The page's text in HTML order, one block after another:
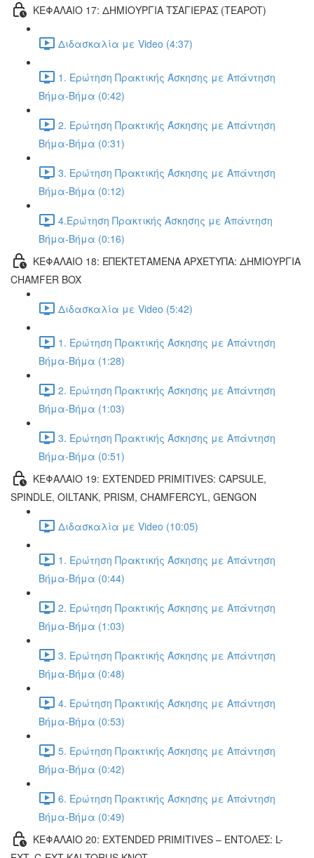
ΚΕΦΑΛΑΙΟ 17: ΔΗΜΙΟΥΡΓΙΑ ΤΣΑΓΙΕΡΑΣ (TEAPOT)
Διδασκαλία με Video (4:37)
1. Ερώτηση Πρακτικής Άσκησης με Απάντηση
Βήμα-Βήμα (0:42)
2. Ερώτηση Πρακτικής Άσκησης με Απάντηση
Βήμα-Βήμα (0:31)
3. Ερώτηση Πρακτικής Άσκησης με Απάντηση
Βήμα-Βήμα (0:12)
4.Ερώτηση Πρακτικής Άσκησης με Απάντηση
Βήμα-Βήμα (0:16)
ΚΕΦΑΛΑΙΟ 18: ΕΠΕΚΤΕΤΑΜΕΝΑ ΑΡΧΕΤΥΠΑ: ΔΗΜΙΟΥΡΓΙΑ
CHAMFER BOX
Διδασκαλία με Video (5:42)
1. Ερώτηση Πρακτικής Άσκησης με Απάντηση
Βήμα-Βήμα (1:28)
2. Ερώτηση Πρακτικής Άσκησης με Απάντηση
Βήμα-Βήμα (1:03)
3. Ερώτηση Πρακτικής Άσκησης με Απάντηση
Βήμα-Βήμα (0:51)
ΚΕΦΑΛΑΙΟ 19: EXTENDED PRIMITIVES: CAPSULE,
SPINDLE, OILTANK, PRISM, CHAMFERCYL, GENGON
Διδασκαλία με Video (10:05)
1. Ερώτηση Πρακτικής Άσκησης με Απάντηση
Βήμα-Βήμα (0:44)
2. Ερώτηση Πρακτικής Άσκησης με Απάντηση
Βήμα-Βήμα (1:03)
3. Ερώτηση Πρακτικής Άσκησης με Απάντηση
Βήμα-Βήμα (0:48)
4. Ερώτηση Πρακτικής Άσκησης με Απάντηση
Βήμα-Βήμα (0:53)
5. Ερώτηση Πρακτικής Άσκησης με Απάντηση
Βήμα-Βήμα (0:42)
6. Ερώτηση Πρακτικής Άσκησης με Απάντηση
Βήμα-Βήμα (0:49)
ΚΕΦΑΛΑΙΟ 20: EXTENDED PRIMITIVES – ΕΝΤΟΛΕΣ: L-